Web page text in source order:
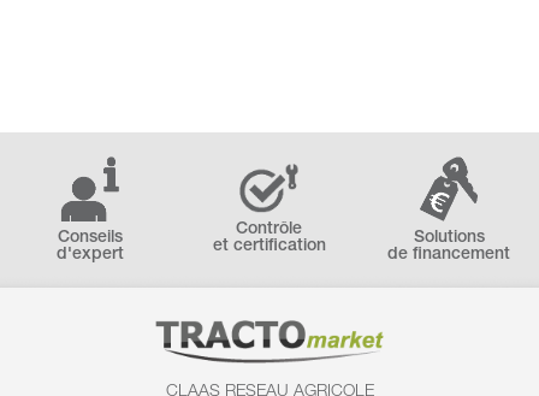
Conseils
d'expert
Contrôle
et certification
Solutions
de financement